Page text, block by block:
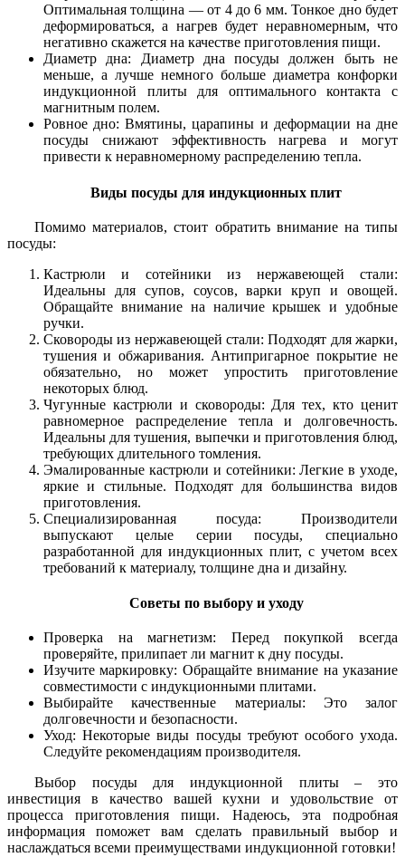
Оптимальная толщина — от 4 до 6 мм. Тонкое дно будет
деформироваться, а нагрев будет неравномерным, что
негативно скажется на качестве приготовления пищи.
Диаметр дна: Диаметр дна посуды должен быть не
меньше, а лучше немного больше диаметра конфорки
индукционной плиты для оптимального контакта с
магнитным полем.
Ровное дно: Вмятины, царапины и деформации на дне
посуды снижают эффективность нагрева и могут
привести к неравномерному распределению тепла.
Виды посуды для индукционных плит
Помимо материалов, стоит обратить внимание на типы
посуды:
Кастрюли и сотейники из нержавеющей стали:
Идеальны для супов, соусов, варки круп и овощей.
Обращайте внимание на наличие крышек и удобные
ручки.
Сковороды из нержавеющей стали: Подходят для жарки,
тушения и обжаривания. Антипригарное покрытие не
обязательно, но может упростить приготовление
некоторых блюд.
Чугунные кастрюли и сковороды: Для тех, кто ценит
равномерное распределение тепла и долговечность.
Идеальны для тушения, выпечки и приготовления блюд,
требующих длительного томления.
Эмалированные кастрюли и сотейники: Легкие в уходе,
яркие и стильные. Подходят для большинства видов
приготовления.
Специализированная посуда: Производители
выпускают целые серии посуды, специально
разработанной для индукционных плит, с учетом всех
требований к материалу, толщине дна и дизайну.
Советы по выбору и уходу
Проверка на магнетизм: Перед покупкой всегда
проверяйте, прилипает ли магнит к дну посуды.
Изучите маркировку: Обращайте внимание на указание
совместимости с индукционными плитами.
Выбирайте качественные материалы: Это залог
долговечности и безопасности.
Уход: Некоторые виды посуды требуют особого ухода.
Следуйте рекомендациям производителя.
Выбор посуды для индукционной плиты – это
инвестиция в качество вашей кухни и удовольствие от
процесса приготовления пищи. Надеюсь, эта подробная
информация поможет вам сделать правильный выбор и
наслаждаться всеми преимуществами индукционной готовки!